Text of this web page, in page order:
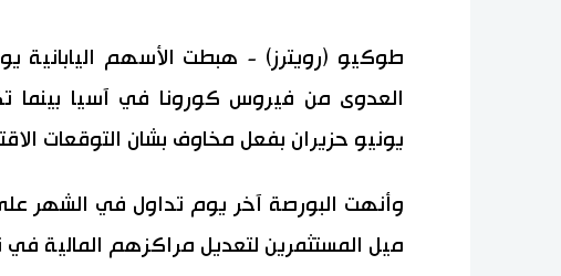
طوكيو (رويترز) - هبطت الأسهم اليابانية
العدوى من فيروس كورونا في آسيا
يونيو حزيران بفعل مخاوف بشان التوقعات
وأنهت البورصة آخر يوم تداول في الشهر
ميل المستثمرين لتعديل مراكزهم المالية في